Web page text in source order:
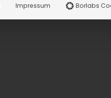
Impressum Borlabs